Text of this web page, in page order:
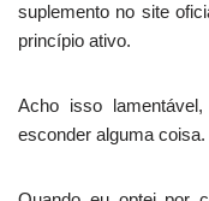
suplemento no site
princípio ativo.
Acho isso
esconder alguma coisa.